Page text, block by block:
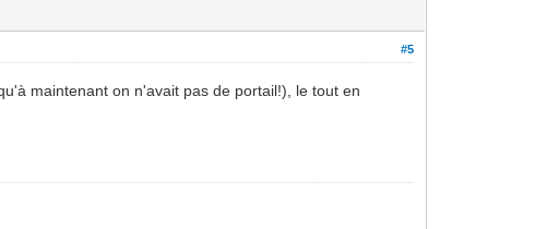
#5
maintenant on n'avait pas de portail!), le tout en